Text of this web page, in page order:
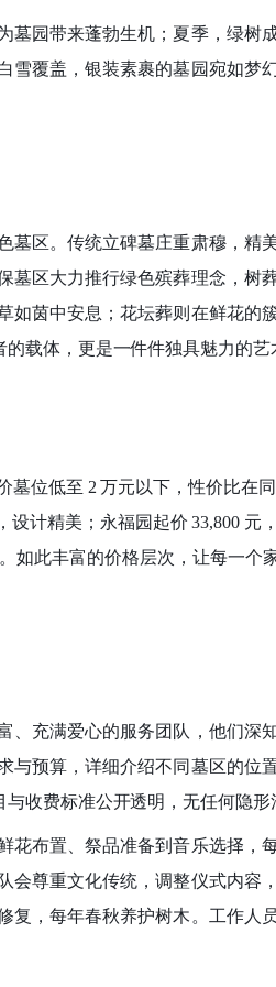
园带来蓬勃生机；夏季，绿树
覆盖，银装素裹的墓园宛如
区。传统立碑墓庄重肃穆，精
区大力推行绿色殡葬理念，树
茵中安息；花坛葬则在鲜花的
载体，更是一件件独具魅力的艺
墓位低至 2 万元以下，性价比在
计精美；永福园起价 33,800 元
如此丰富的价格层次，让每一
充满爱心的服务团队，他们深
预算，详细介绍不同墓区的位
收费标准公开透明，无任何隐形
布置、祭品准备到音乐选择，
尊重文化传统，调整仪式内
，每年春秋养护树木。工作人